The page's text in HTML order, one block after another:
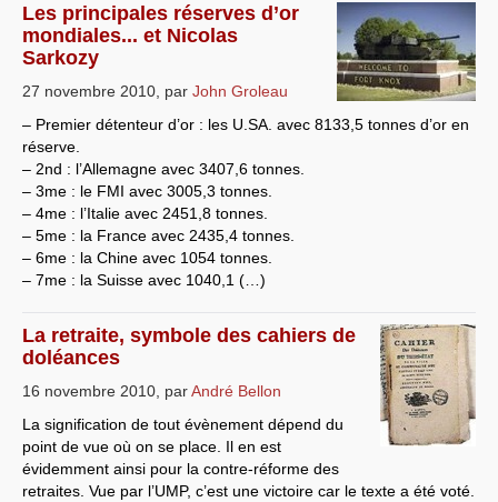
Les principales réserves d’or
mondiales... et Nicolas
Sarkozy
27 novembre 2010 par John Groleau
– Premier détenteur d’or : les U.SA. avec 8133,5 tonnes d’or en
réserve.
– 2nd : l’Allemagne avec 3407,6 tonnes.
– 3me : le FMI avec 3005,3 tonnes.
– 4me : l’Italie avec 2451,8 tonnes.
– 5me : la France avec 2435,4 tonnes.
– 6me : la Chine avec 1054 tonnes.
– 7me : la Suisse avec 1040,1 (…)
La retraite, symbole des cahiers de
doléances
16 novembre 2010 parAndré Bellon
La signification de tout évènement dépend du
point de vue où on se place. Il en est
évidemment ainsi pour la contre-réforme des
retraites. Vue par l’UMP, c’est une victoire car le texte a été voté.